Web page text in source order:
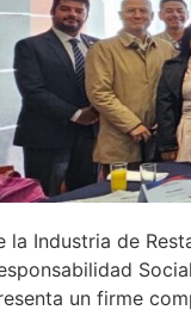
la Industria de
un firme